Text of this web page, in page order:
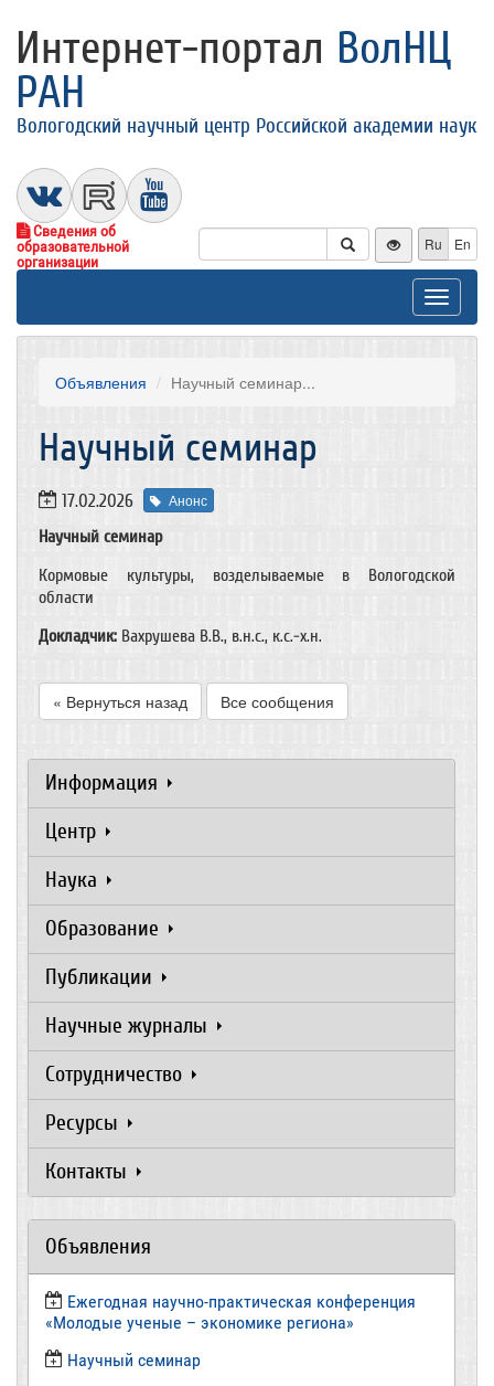
Интернет-портал ВолНЦ
РАН
Вологодский научный центр Российской академии наук
Сведения об
образовательной
организации
Ru En
Toggle
Объявления Научный семинар...
Научный семинар
17.02.2026 Анонс
Научный семинар
Кормовые культуры, возделываемые в Вологодской
области
Докладчик: Вахрушева В.В., в.н.с., к.с.-х.н.
« Вернуться назад Все сообщения
Информация
Центр
Наука
Образование
Публикации
Научные журналы
Сотрудничество
Ресурсы
Контакты
Объявления
Ежегодная научно-практическая конференция
«Молодые ученые – экономике региона»
​Научный семинар